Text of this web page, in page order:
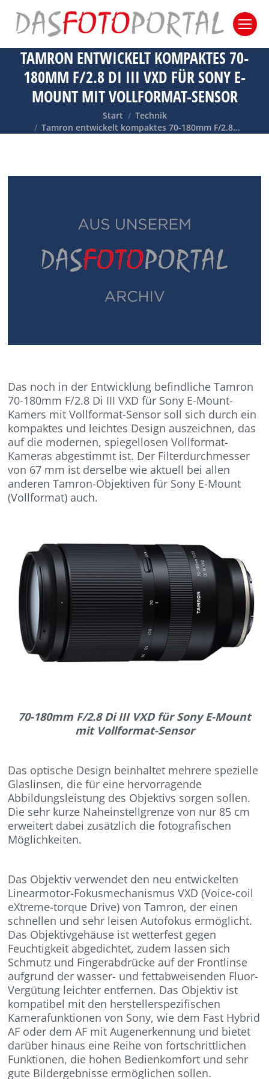
TAMRON ENTWICKELT KOMPAKTES 70-
180MM F/2.8 DI III VXD FÜR SONY E-
MOUNT MIT VOLLFORMAT-SENSOR
Sie befinden sich hier:
Start
Technik
Tamron entwickelt kompaktes 70-180mm F/2.8…
Das noch in der Entwicklung befindliche Tamron
70-180mm F/2.8 Di III VXD für Sony E-Mount-
Kamers mit Vollformat-Sensor soll sich durch ein
kompaktes und leichtes Design auszeichnen, das
auf die modernen, spiegellosen Vollformat-
Kameras abgestimmt ist. Der Filterdurchmesser
von 67 mm ist derselbe wie aktuell bei allen
anderen Tamron-Objektiven für Sony E-Mount
(Vollformat) auch.
70-180mm F/2.8 Di III VXD für Sony E-Mount
mit Vollformat-Sensor
Das optische Design beinhaltet mehrere spezielle
Glaslinsen, die für eine hervorragende
Abbildungsleistung des Objektivs sorgen sollen.
Die sehr kurze Naheinstellgrenze von nur 85 cm
erweitert dabei zusätzlich die fotografischen
Möglichkeiten.
Das Objektiv verwendet den neu entwickelten
Linearmotor-Fokusmechanismus VXD (Voice-coil
eXtreme-torque Drive) von Tamron, der einen
schnellen und sehr leisen Autofokus ermöglicht.
Das Objektivgehäuse ist wetterfest gegen
Feuchtigkeit abgedichtet, zudem lassen sich
Schmutz und Fingerabdrücke auf der Frontlinse
aufgrund der wasser- und fettabweisenden Fluor-
Vergütung leichter entfernen. Das Objektiv ist
kompatibel mit den herstellerspezifischen
Kamerafunktionen von Sony, wie dem Fast Hybrid
AF oder dem AF mit Augenerkennung und bietet
darüber hinaus eine Reihe von fortschrittlichen
Funktionen, die hohen Bedienkomfort und sehr
gute Bildergebnisse ermöglichen sollen.